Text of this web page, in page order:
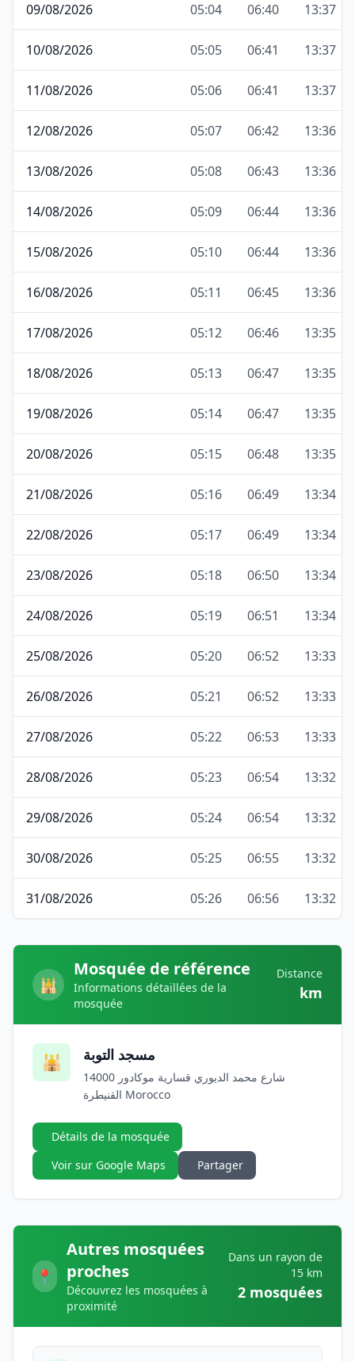
09/08/2026 05:04 06:40 13:37
10/08/2026 05:05 06:41 13:37
11/08/2026 05:06 06:41 13:37
12/08/2026 05:07 06:42 13:36
13/08/2026 05:08 06:43 13:36
14/08/2026 05:09 06:44 13:36
15/08/2026 05:10 06:44 13:36
16/08/2026 05:11 06:45 13:36
17/08/2026 05:12 06:46 13:35
18/08/2026 05:13 06:47 13:35
19/08/2026 05:14 06:47 13:35
20/08/2026 05:15 06:48 13:35
21/08/2026 05:16 06:49 13:34
22/08/2026 05:17 06:49 13:34
23/08/2026 05:18 06:50 13:34
24/08/2026 05:19 06:51 13:34
25/08/2026 05:20 06:52 13:33
26/08/2026 05:21 06:52 13:33
27/08/2026 05:22 06:53 13:33
28/08/2026 05:23 06:54 13:32
29/08/2026 05:24 06:54 13:32
30/08/2026 05:25 06:55 13:32
31/08/2026 05:26 06:56 13:32
🕌
Mosquée de référence
Informations détaillées de la
mosquée
Distance
km
🕌 مسجد التوبة
شارع محمد الديوري قسارية موكادور 14000
القنيطرة Morocco
Détails de la mosquée
Voir sur Google Maps
Partager
📍
Autres mosquées
proches
Découvrez les mosquées à
proximité
Dans un rayon de
15 km
2 mosquées